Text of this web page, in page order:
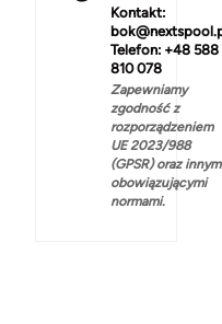
Kontakt:
Telefon: +48 588
810 078
Zapewniamy
zgodność z
rozporządzeniem
UE 2023/988
(GPSR) oraz
obowiązującymi
normami.